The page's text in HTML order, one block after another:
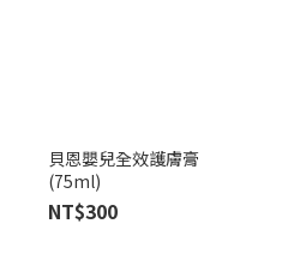
貝恩嬰兒全效護膚膏
(75ml)
NT$300